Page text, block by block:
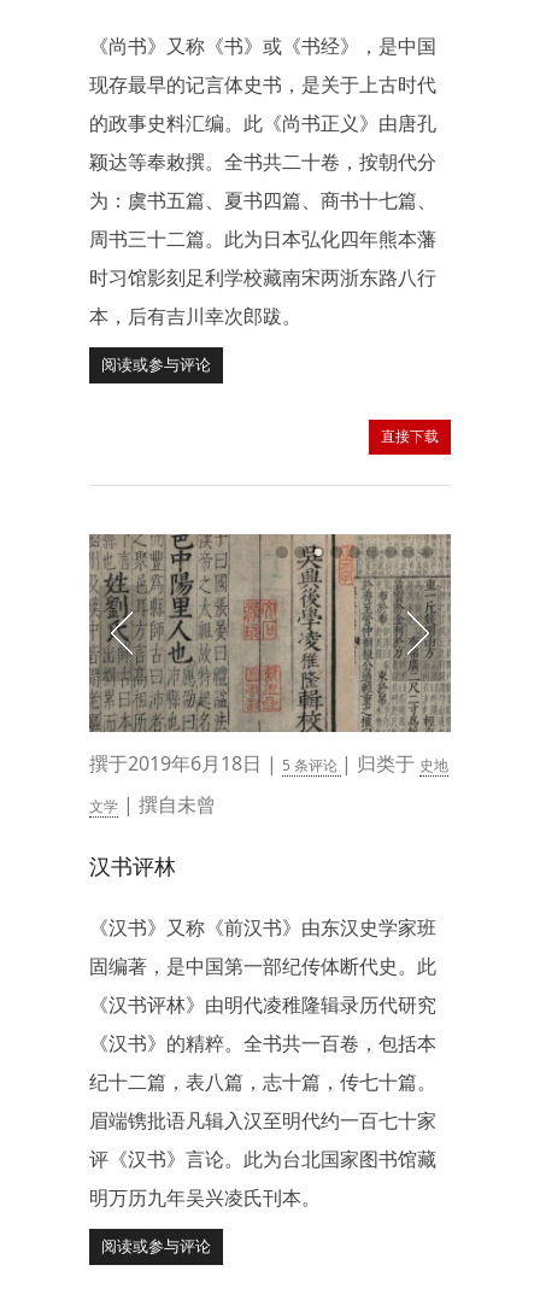
《尚书》又称《书》或《书经》，是中国
现存最早的记言体史书，是关于上古时代
的政事史料汇编。此《尚书正义》由唐孔
颖达等奉敕撰。全书共二十卷，按朝代分
为：虞书五篇、夏书四篇、商书十七篇、
周书三十二篇。此为日本弘化四年熊本藩
时习馆影刻足利学校藏南宋两浙东路八行
本，后有吉川幸次郎跋。
阅读或参与评论
直接下载
撰于2019年6月18日 | 5 条评论 | 归类于 史地
文学 | 撰自未曾
汉书评林
《汉书》又称《前汉书》由东汉史学家班
固编著，是中国第一部纪传体断代史。此
《汉书评林》由明代凌稚隆辑录历代研究
《汉书》的精粹。全书共一百卷，包括本
纪十二篇，表八篇，志十篇，传七十篇。
眉端镌批语凡辑入汉至明代约一百七十家
评《汉书》言论。此为台北国家图书馆藏
明万历九年吴兴凌氏刊本。
阅读或参与评论